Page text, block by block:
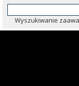
Wyszukiwanie